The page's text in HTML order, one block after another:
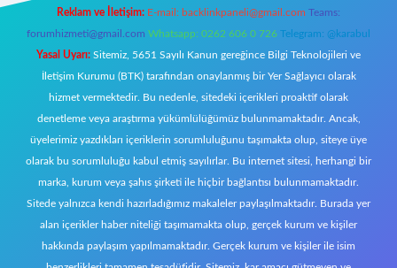
Reklam ve İletişim: E-mail: backlinkpaneli@gmail.com Teams:
forumhizmeti@gmail.com Whatsapp: 0262 606 0 726 Telegram: @karabul
Yasal Uyarı: Sitemiz, 5651 Sayılı Kanun gereğince Bilgi Teknolojileri ve
İletişim Kurumu (BTK) tarafından onaylanmış bir Yer Sağlayıcı olarak
hizmet vermektedir. Bu nedenle, sitedeki içerikleri proaktif olarak
denetleme veya araştırma yükümlülüğümüz bulunmamaktadır. Ancak,
üyelerimiz yazdıkları içeriklerin sorumluluğunu taşımakta olup, siteye üye
olarak bu sorumluluğu kabul etmiş sayılırlar. Bu internet sitesi, herhangi bir
marka, kurum veya şahıs şirketi ile hiçbir bağlantısı bulunmamaktadır.
Sitede yalnızca kendi hazırladığımız makaleler paylaşılmaktadır. Burada yer
alan içerikler haber niteliği taşımamakta olup, gerçek kurum ve kişiler
hakkında paylaşım yapılmamaktadır. Gerçek kurum ve kişiler ile isim